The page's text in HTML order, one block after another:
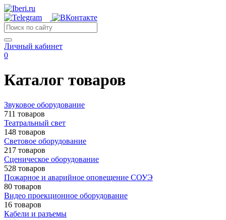
Личный кабинет
0
Каталог товаров
Звуковое оборудование
711 товаров
Театральный свет
148 товаров
Световое оборудование
217 товаров
Сценическое оборудование
528 товаров
Пожарное и аварийное оповещение СОУЭ
80 товаров
Видео проекционное оборудование
16 товаров
Кабели и разъемы